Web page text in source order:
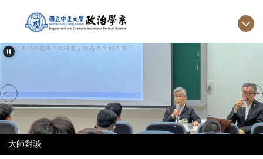
主
要
容
區
大師對談